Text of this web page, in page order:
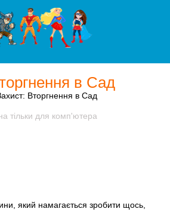
в Сад
Вторгнення в Сад
тільки для комп'ютера
який намагається зробити щось,